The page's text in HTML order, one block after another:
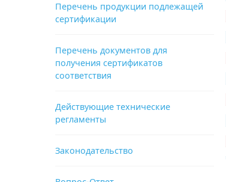
Перечень продукции подлежащей
сертификации
Перечень документов для
получения сертификатов
соответствия
Действующие технические
регламенты
Законодательство